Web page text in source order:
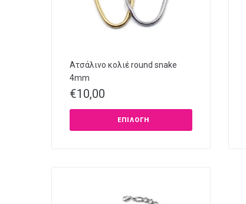
Ατσάλινο κολιέ round snake
4mm
€10,00
ΕΠΙΛΟΓΉ